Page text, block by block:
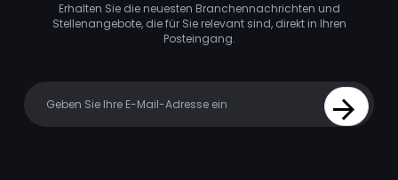
Erhalten Sie die neuesten Branchennachrichten und
Stellenangebote, die für Sie relevant sind, direkt in Ihren
Posteingang.
Sign Up